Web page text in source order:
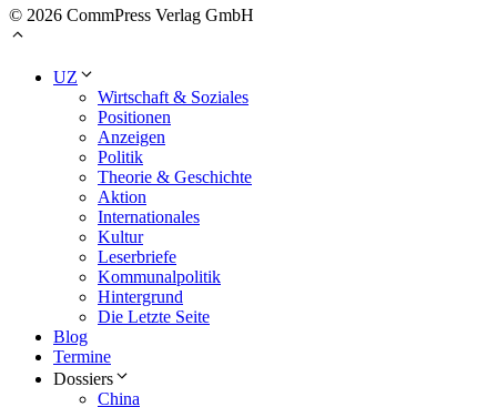
© 2026 CommPress Verlag GmbH
UZ
Wirtschaft & Soziales
Positionen
Anzeigen
Politik
Theorie & Geschichte
Aktion
Internationales
Kultur
Leserbriefe
Kommunalpolitik
Hintergrund
Die Letzte Seite
Blog
Termine
Dossiers
China